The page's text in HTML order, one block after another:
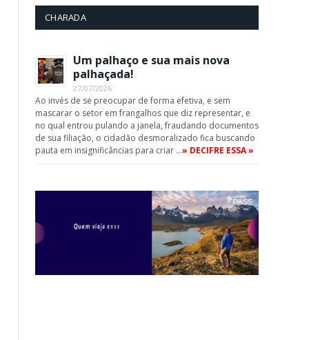
CHARADA
Um palhaço e sua mais nova
palhaçada!
27/07/2026
Ao invés de se preocupar de forma efetiva, e sem
mascarar o setor em frangalhos que diz representar, e
no qual entrou pulando a janela, fraudando documentos
de sua filiação, o cidadão desmoralizado fica buscando
pauta em insignificâncias para criar …» DECIFRE ESSA »